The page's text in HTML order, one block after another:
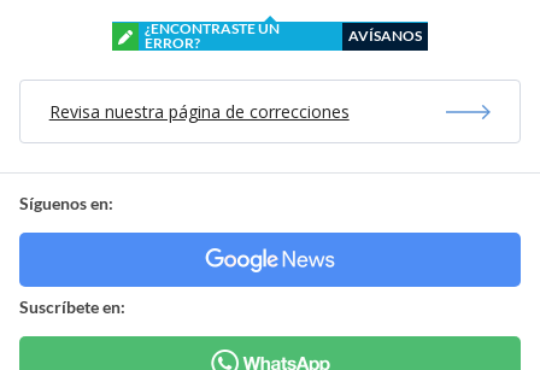
¿ENCONTRASTE UN
ERROR?
AVÍSANOS
Revisa nuestra página de correcciones
Síguenos en:
Suscríbete en: